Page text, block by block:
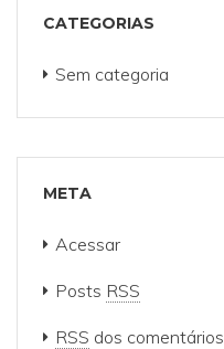
CATEGORIAS
Sem categoria
META
Acessar
Posts RSS
RSS dos comentários